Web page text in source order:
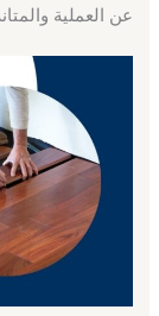
عن العملية